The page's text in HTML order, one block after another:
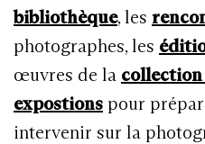
bibliothèque, les
photographes, les
œuvres de la collection
expostions pour
intervenir sur la